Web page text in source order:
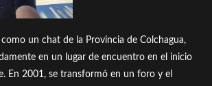
un chat de la Provincia de Colchagua,
en un lugar de encuentro en el inicio
En 2001, se transformó en un foro y el